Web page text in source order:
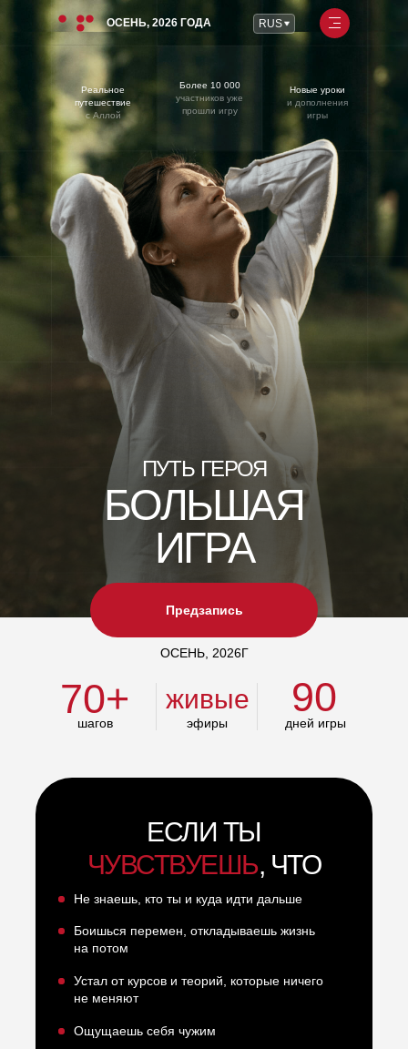
Более 10 000
участников уже
прошли игру
Новые уроки
и дополнения
игры
Реальное
путешествие
с Аллой
ОСЕНЬ, 2026 ГОДА
ПУТЬ ГЕРОЯ
БОЛЬШАЯ
ИГРА
Предзапись
живые
эфиры
70+
шагов
90
дней игры
ENG
RUS
ОСЕНЬ, 2026Г
Реальное
ЕСЛИ ТЫ
ЧУВСТВУЕШЬ, ЧТО
Ощущаешь себя чужим
Устал от курсов и теорий, которые ничего
не меняют
Не знаешь, кто ты и куда идти дальше
Боишься перемен, откладываешь жизнь
на потом